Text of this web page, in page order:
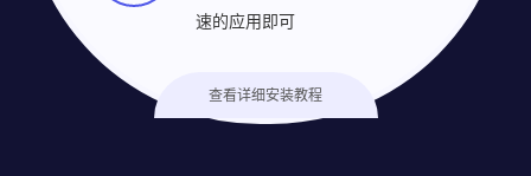
速的应用即可
查看详细安装教程